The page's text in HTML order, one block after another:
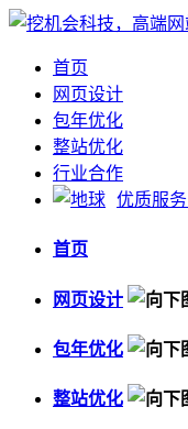
首页
网页设计
包年优化
整站优化
行业合作
优质服务
首页
网页设计
包年优化
整站优化